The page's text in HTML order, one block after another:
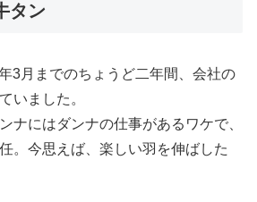
タン
3月までのちょうど二年間、会社の
いました。
ナにはダンナの仕事があるワケで、
。今思えば、楽しい羽を伸ばした